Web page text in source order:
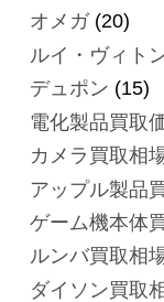
オメガ(20)
ルイ・ヴィト
デュポン (15)
電化製品買取
カメラ買取相
アップル製品
ゲーム機本体
ルンバ買取相
ダイソン買取